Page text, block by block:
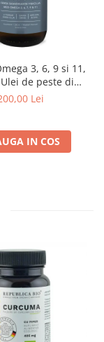
3, 6, 9 si 11,
de peste din
danez (certificat
Lei
IN COS